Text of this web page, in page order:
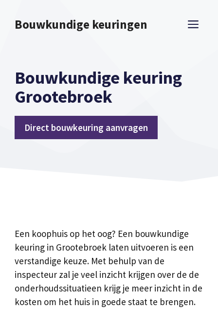
naarBouwkundige keuringen
Bouwkundige keuring
Grootebroek
Direct bouwkeuring aanvragen
Een koophuis op het oog? Een bouwkundige
keuring in Grootebroek laten uitvoeren is een
verstandige keuze. Met behulp van de
inspecteur zal je veel inzicht krijgen over de de
onderhoudssituatieen krijg je meer inzicht in de
kosten om het huis in goede staat te brengen.